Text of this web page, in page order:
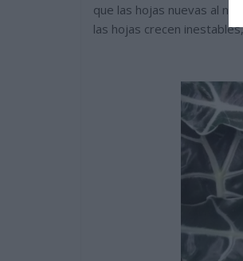
que las hojas nuevas al
las hojas crecen